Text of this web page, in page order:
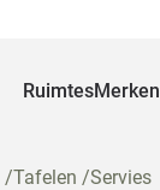
RuimtesMerken
/Tafelen /Servies